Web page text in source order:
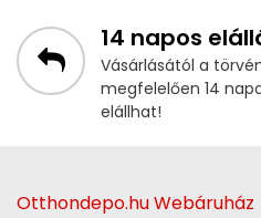
14 napos
Vásárlásától a
megfelelően 14
elállhat!
Otthondepo.hu Webáruház